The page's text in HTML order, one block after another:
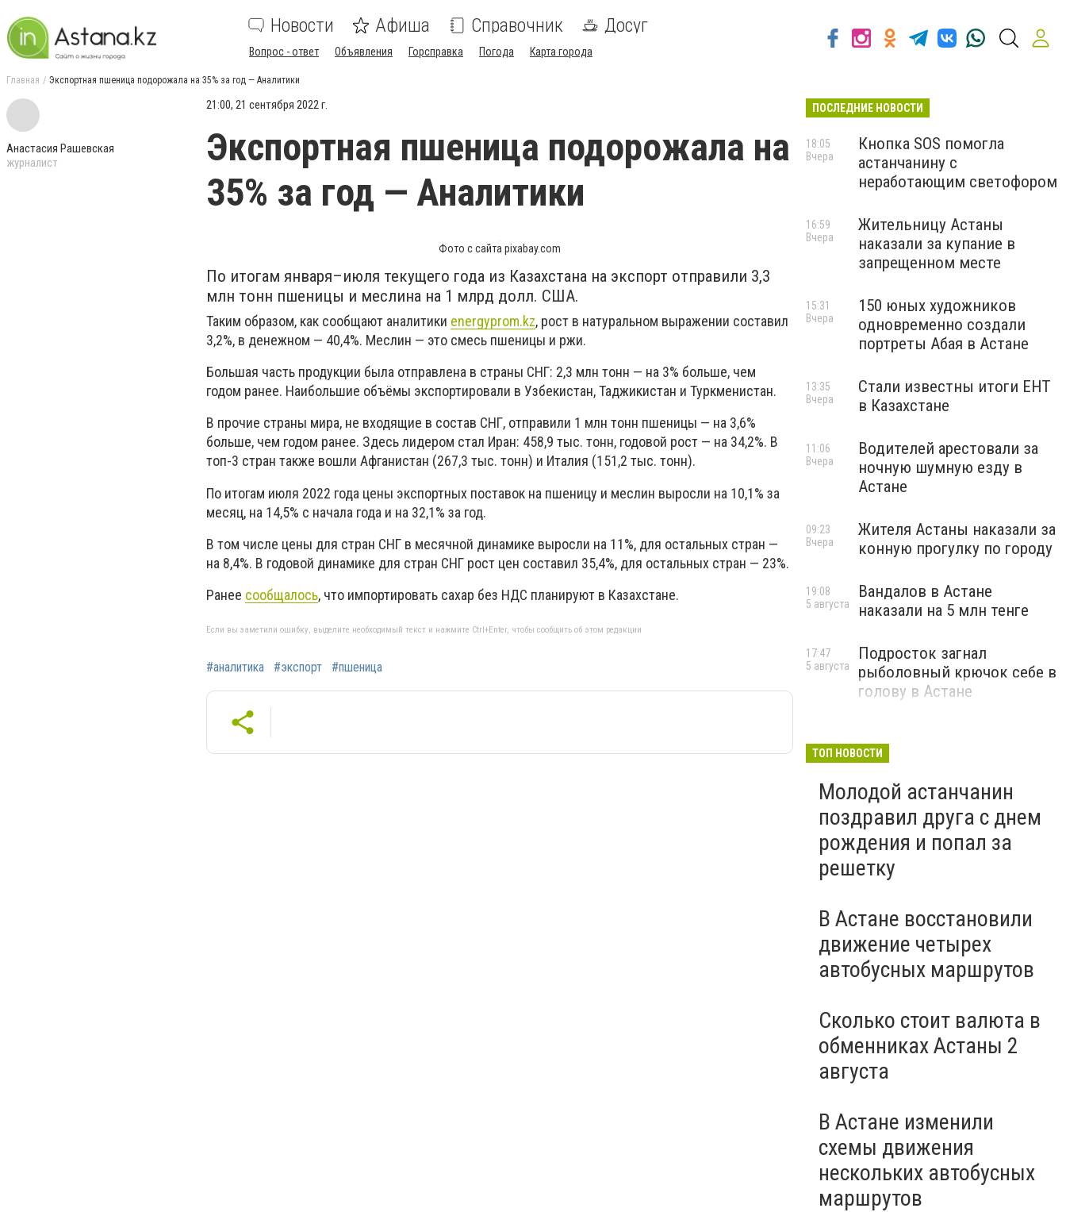
Новости Афиша Справочник Досуг
Вопрос - ответ Объявления Горсправка Погода Карта города
Главная Экспортная пшеница подорожала на 35% за год — Аналитики
Анастасия Рашевская
журналист
21:00, 21 сентября 2022 г.
Экспортная пшеница подорожала на
35% за год — Аналитики
Фото с сайта pixabay.com
По итогам января–июля текущего года из Казахстана на экспорт отправили 3,3
млн тонн пшеницы и меслина на 1 млрд долл. США.
Таким образом, как сообщают аналитики energyprom.kz, рост в натуральном выражении составил
3,2%, в денежном — 40,4%. Меслин — это смесь пшеницы и ржи.
Большая часть продукции была отправлена в страны СНГ: 2,3 млн тонн — на 3% больше, чем
годом ранее. Наибольшие объёмы экспортировали в Узбекистан, Таджикистан и Туркменистан.
В прочие страны мира, не входящие в состав СНГ, отправили 1 млн тонн пшеницы — на 3,6%
больше, чем годом ранее. Здесь лидером стал Иран: 458,9 тыс. тонн, годовой рост — на 34,2%. В
топ-3 стран также вошли Афганистан (267,3 тыс. тонн) и Италия (151,2 тыс. тонн).
По итогам июля 2022 года цены экспортных поставок на пшеницу и меслин выросли на 10,1% за
месяц, на 14,5% с начала года и на 32,1% за год.
В том числе цены для стран СНГ в месячной динамике выросли на 11%, для остальных стран —
на 8,4%. В годовой динамике для стран СНГ рост цен составил 35,4%, для остальных стран — 23%.
Ранее сообщалось, что импортировать сахар без НДС планируют в Казахстане.
Если вы заметили ошибку, выделите необходимый текст и нажмите Ctrl+Enter, чтобы сообщить об этом редакции
#аналитика #экспорт #пшеница
ПОСЛЕДНИЕ НОВОСТИ
Кнопка SOS помогла
астанчанину с
неработающим светофором
18:05
Вчера
Жительницу Астаны
наказали за купание в
запрещенном месте
16:59
Вчера
150 юных художников
одновременно создали
портреты Абая в Астане
15:31
Вчера
Стали известны итоги ЕНТ
в Казахстане
13:35
Вчера
Водителей арестовали за
ночную шумную езду в
Астане
11:06
Вчера
Жителя Астаны наказали за
конную прогулку по городу
09:23
Вчера
Вандалов в Астане
наказали на 5 млн тенге
19:08
5 августа
Подросток загнал
рыболовный крючок себе в
голову в Астане
17:47
5 августа
ТОП НОВОСТИ
Молодой астанчанин
поздравил друга с днем
рождения и попал за
решетку
В Астане восстановили
движение четырех
автобусных маршрутов
Сколько стоит валюта в
обменниках Астаны 2
августа
В Астане изменили
схемы движения
нескольких автобусных
маршрутов